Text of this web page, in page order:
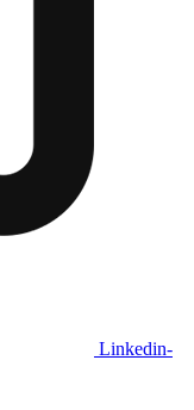
Linkedin-